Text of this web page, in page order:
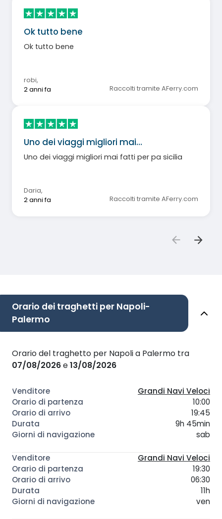
Ok tutto bene
Ok tutto bene
robi,
2 anni fa
Raccolti tramite AFerry.com
Uno dei viaggi migliori mai…
Uno dei viaggi migliori mai fatti per pa sicilia
Daria,
2 anni fa
Raccolti tramite AFerry.com
Orario dei traghetti per Napoli-
Palermo
Orario del traghetto per Napoli a Palermo tra
07/08/2026e13/08/2026
Grandi Navi Veloci
10:00
19:45
9h 45min
sab
Grandi Navi Veloci
19:30
06:30
11h
ven